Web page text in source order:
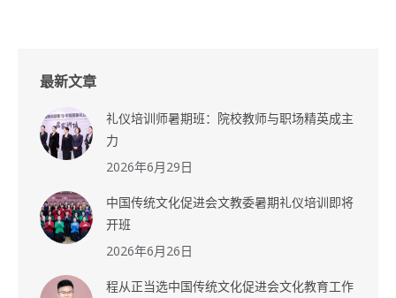
最新文章
礼仪培训师暑期班：院校教师与职场精英成主
力
2026年6月29日
中国传统文化促进会文教委暑期礼仪培训即将
开班
2026年6月26日
程从正当选中国传统文化促进会文化教育工作